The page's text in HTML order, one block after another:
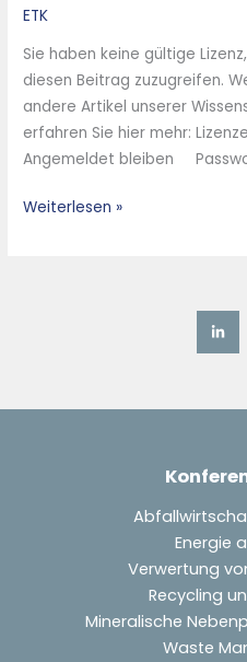
ETK
Sie haben keine gültige
diesen Beitrag zuzugreifen.
andere Artikel unserer
erfahren Sie hier mehr:
Angemeldet bleiben
Abschaltung
Kohlekraftwerke
sowie
resultierende
Herausforderungen
Weiterlesen »
Energie
Verwertung
Recycling
Mineralische
Waste